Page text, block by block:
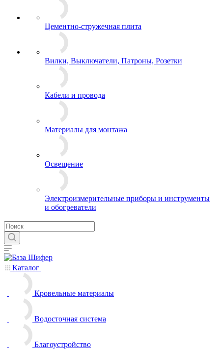
Цементно-стружечная плита
Вилки, Выключатели, Патроны, Розетки
Кабели и провода
Материалы для монтажа
Освещение
Электроизмерительные приборы и инструменты
и обогреватели
Каталог
Кровельные материалы
Водосточная система
Благоустройство